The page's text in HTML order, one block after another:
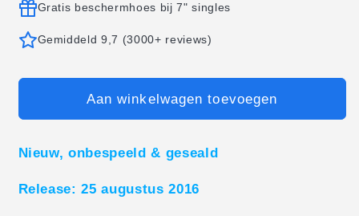
Gratis beschermhoes bij 7" singles
Gemiddeld 9,7 (3000+ reviews)
Aan winkelwagen toevoegen
Nieuw, onbespeeld & geseald
Release: 25 augustus 2016